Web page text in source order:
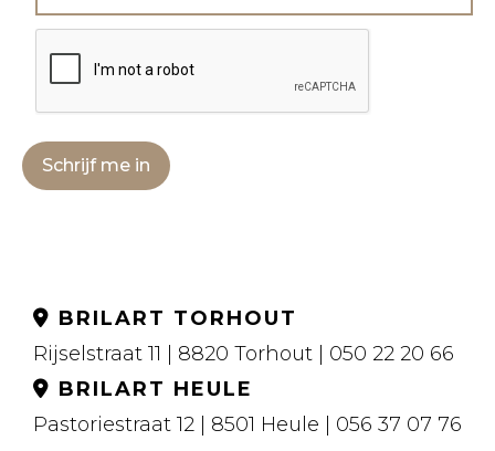
Schrijf me in
BRILART TORHOUT
Rijselstraat 11 | 8820 Torhout | 050 22 20 66
BRILART HEULE
Pastoriestraat 12 | 8501 Heule | 056 37 07 76